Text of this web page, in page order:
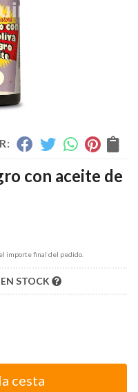
con aceite de
importe final del pedido.
EN STOCK
cesta